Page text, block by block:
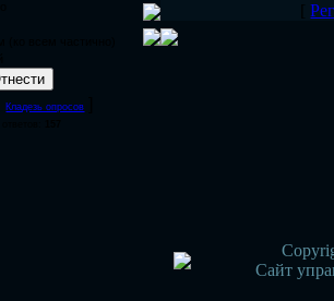
·Кладезь опросов
[
Сайт